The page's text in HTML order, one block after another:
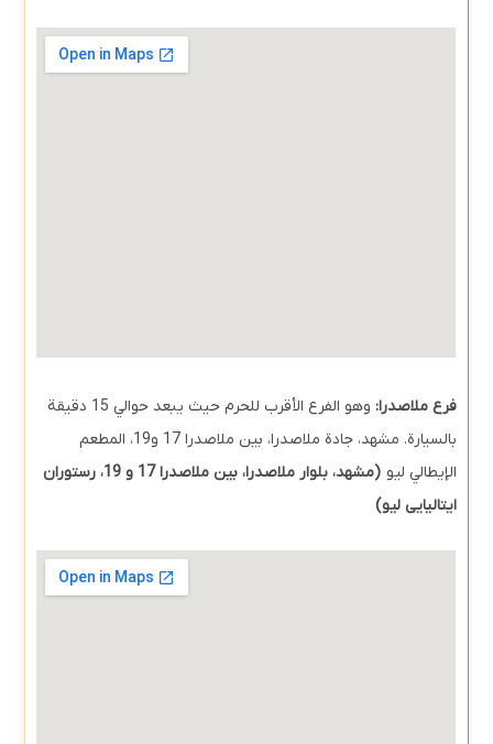
فرع ملاصدرا:
وهو الفرع الأقرب للحرم حيث يبعد حوالي 15 دقيقة
بالسيارة.
مشهد، جادة ملاصدرا، بين ملاصدرا 17 و19، المطعم
الإيطالي ليو(
مشهد، بلوار ملاصدرا، بین ملاصدرا 17 و 19، رستوران
ایتالیایی لیو)